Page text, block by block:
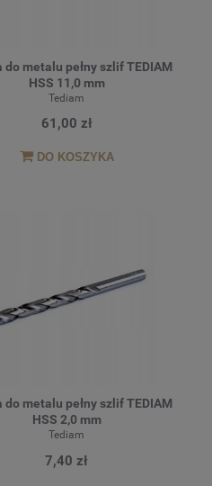
do metalu pełny szlif TEDIAM
HSS 11,0 mm
Tediam
61,00 zł
DO KOSZYKA
do metalu pełny szlif TEDIAM
HSS 2,0 mm
Tediam
7,40 zł